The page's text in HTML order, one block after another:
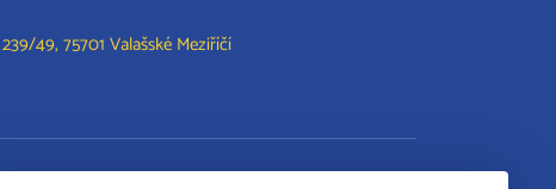
49, 75701 Valašské Meziříčí